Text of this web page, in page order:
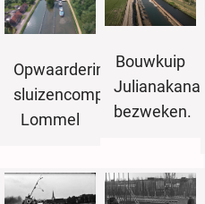
Opwaardering
sluizencomplexen
Lommel
Bouwkuip
Julianakanaal
bezweken.